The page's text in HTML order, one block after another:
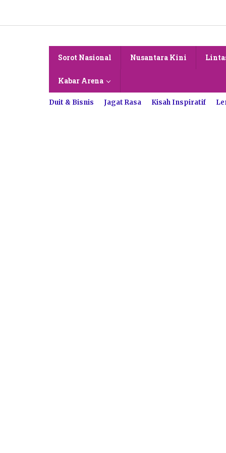
konten
Sorot Nasional Nusantara Kini
Kabar Arena
Duit & Bisnis Jagat Rasa Kisah Inspiratif